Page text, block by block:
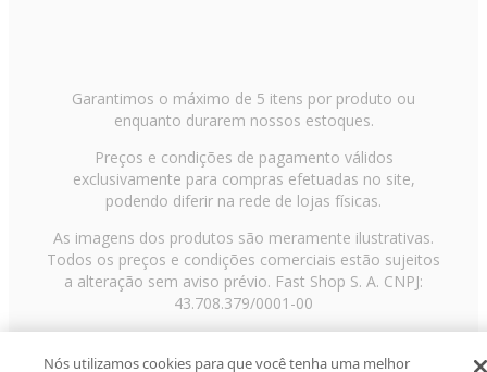
Garantimos o máximo de 5 itens por produto ou
enquanto durarem nossos estoques.
Preços e condições de pagamento válidos
exclusivamente para compras efetuadas no site,
podendo diferir na rede de lojas físicas.
As imagens dos produtos são meramente ilustrativas.
Todos os preços e condições comerciais estão sujeitos
a alteração sem aviso prévio. Fast Shop S. A. CNPJ:
43.708.379/0001-00
Paulo/SP, CEP 02029-001, Telefone: 11 3003-3728 ©
Nós utilizamos cookies para que você tenha uma melhor